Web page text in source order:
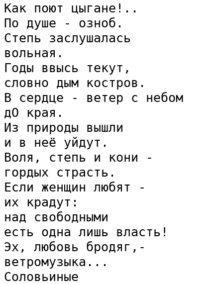
Как поют цыгане!..
По душе - озноб.
Степь заслушалась
вольная.
Годы ввысь текут,
словно дым костров.
В сердце - ветер с небом
дО края.
Из природы вышли
и в неё уйдут.
Воля, степь и кони -
гордых страсть.
Если женщин любят -
их крадут:
над свободными
есть одна лишь власть!
Эх, любовь бродяг,-
ветромузыка...
Соловьиные